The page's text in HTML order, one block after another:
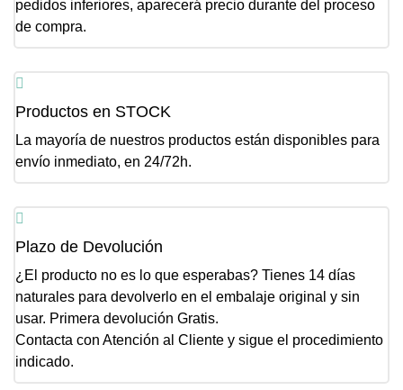
pedidos inferiores, aparecerá precio durante del proceso
de compra.
Productos en STOCK
La mayoría de nuestros productos están disponibles para
envío inmediato, en 24/72h.
Plazo de Devolución
¿El producto no es lo que esperabas? Tienes 14 días
naturales para devolverlo en el embalaje original y sin
usar. Primera devolución Gratis.
Contacta con Atención al Cliente y sigue el procedimiento
indicado.